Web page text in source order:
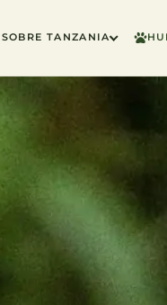
SOBRE TANZANIA